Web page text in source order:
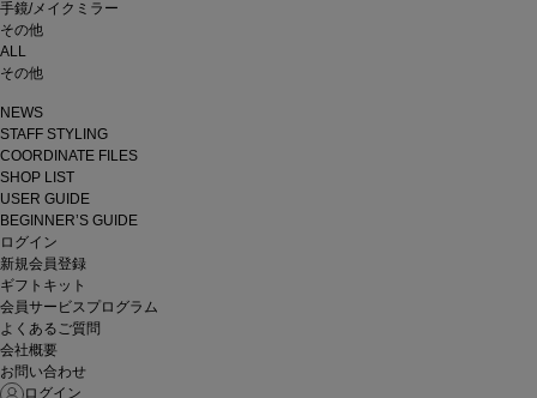
手鏡/メイクミラー
その他
ALL
その他
NEWS
STAFF STYLING
COORDINATE FILES
SHOP LIST
USER GUIDE
BEGINNER’S GUIDE
ログイン
新規会員登録
ギフトキット
会員サービスプログラム
よくあるご質問
会社概要
お問い合わせ
ログイン